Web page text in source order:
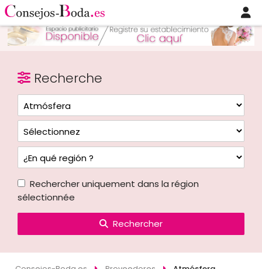
Recherche
Rechercher uniquement dans la région
sélectionnée
Rechercher